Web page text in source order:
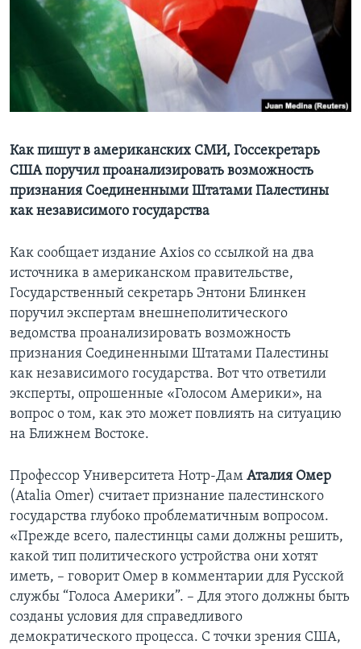
Learning English
СОЦИАЛЬНЫЕ СЕТИ
Языки
Как пишут в американских СМИ, Госсекретарь
США поручил проанализировать возможность
признания Соединенными Штатами Палестины
как независимого государства
Как сообщает издание Axios со ссылкой на два
источника в американском правительстве,
Государственный секретарь Энтони Блинкен
поручил экспертам внешнеполитического
ведомства проанализировать возможность
признания Соединенными Штатами Палестины
как независимого государства. Вот что ответили
эксперты, опрошенные «Голосом Америки», на
вопрос о том, как это может повлиять на ситуацию
на Ближнем Востоке.
Профессор Университета Нотр-Дам Аталия Омер
(Atalia Omer) считает признание палестинского
государства глубоко проблематичным вопросом.
«Прежде всего, палестинцы сами должны решить,
какой тип политического устройства они хотят
иметь, – говорит Омер в комментарии для Русской
службы “Голоса Америки”. – Для этого должны быть
созданы условия для справедливого
демократического процесса. С точки зрения США,